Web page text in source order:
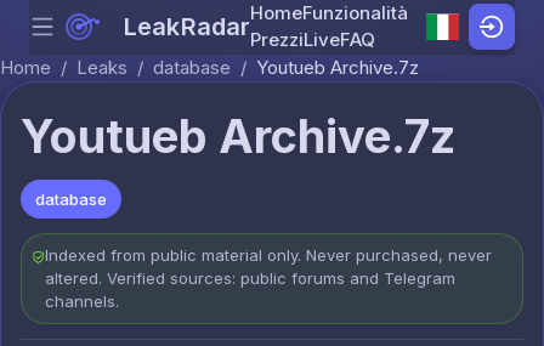
Skip to content
Menu LeakRadarHomeFunzionalità
PrezziLiveFAQ
Home / Leaks / database / Youtueb Archive.7z
Youtueb Archive.7z
database
Indexed from public material only. Never purchased, never
altered. Verified sources: public forums and Telegram
channels.